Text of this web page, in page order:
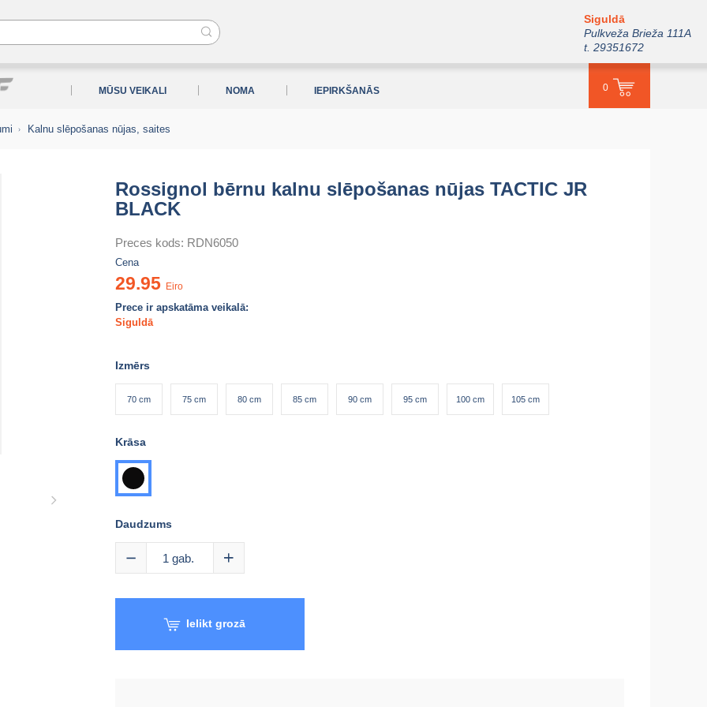
Siguldā
Pulkveža Brieža 111A
t. 29351672
MŪSU VEIKALI NOMA IEPIRKŠANĀS 0
Kalnu slēpošanas nūjas, saites
Rossignol bērnu kalnu slēpošanas nūjas TACTIC JR
BLACK
Preces kods: RDN6050
Cena
29.95 Eiro
Prece ir apskatāma veikalā:
Siguldā
Izmērs
70 cm 75 cm 80 cm 85 cm 90 cm 95 cm 100 cm 105 cm
Krāsa
melna
Daudzums
1 gab.
Ielikt grozā